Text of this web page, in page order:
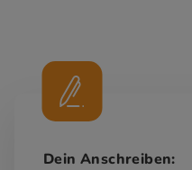
Dein Anschreiben: